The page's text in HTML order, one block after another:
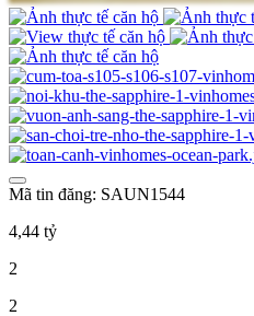
Mã tin đăng: SAUN1544
4,44 tỷ
2
2